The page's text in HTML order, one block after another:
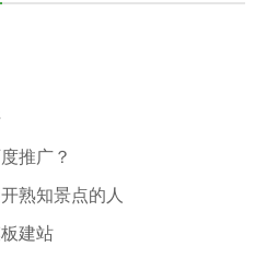
推广？
熟知景点的人
建站